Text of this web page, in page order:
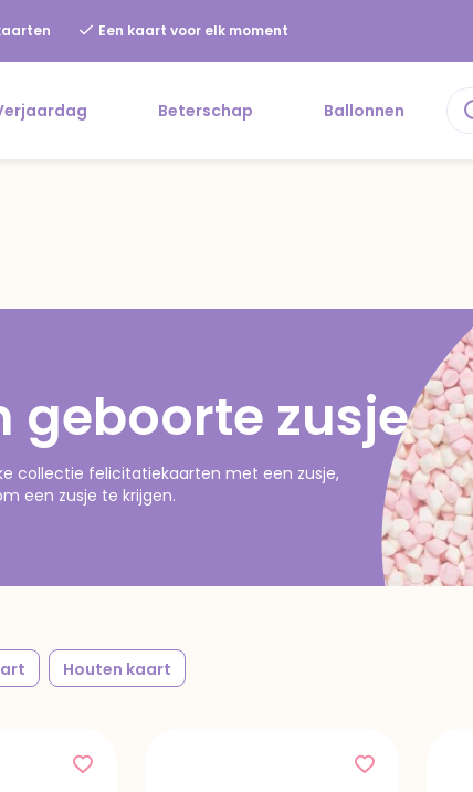
Een kaart voor elk moment
Beterschap Ballonnen
geboorte zusje
collectie felicitatiekaarten met een zusje,
een zusje te krijgen.
Houten kaart